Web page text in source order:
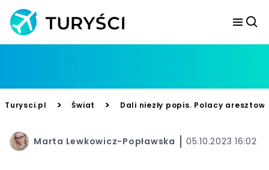
Turysci.pl > Świat > Dali niezły popis. Polacy
Marta Lewkowicz-Popławska 05.10.2023 16:02